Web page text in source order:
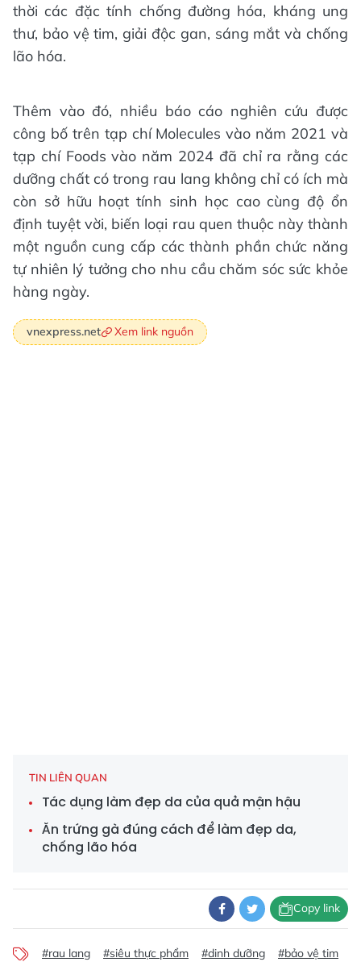
thời các đặc tính chống đường hóa, kháng ung
thư, bảo vệ tim, giải độc gan, sáng mắt và chống
lão hóa.
Thêm vào đó, nhiều báo cáo nghiên cứu được
công bố trên tạp chí Molecules vào năm 2021 và
tạp chí Foods vào năm 2024 đã chỉ ra rằng các
dưỡng chất có trong rau lang không chỉ có ích mà
còn sở hữu hoạt tính sinh học cao cùng độ ổn
định tuyệt vời, biến loại rau quen thuộc này thành
một nguồn cung cấp các thành phần chức năng
tự nhiên lý tưởng cho nhu cầu chăm sóc sức khỏe
hàng ngày.
vnexpress.net Xem link nguồn
TIN LIÊN QUAN
Tác dụng làm đẹp da của quả mận hậu
Ăn trứng gà đúng cách để làm đẹp da,
chống lão hóa
Copy link
#rau lang #siêu thực phẩm #dinh dưỡng #bảo vệ tim